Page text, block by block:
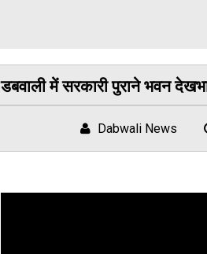
डबवाली में सरकारी पुराने भवन
Dabwali News